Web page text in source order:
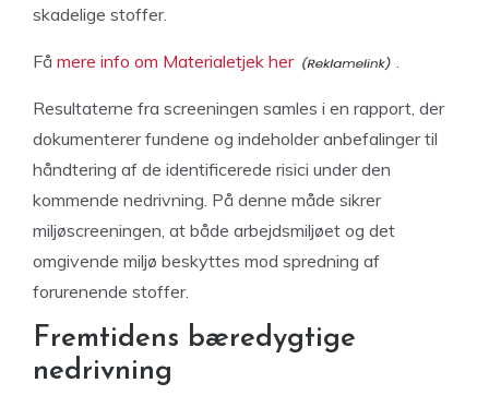
skadelige stoffer.
Få mere info om Materialetjek her
Resultaterne fra screeningen samles i en rapport, der
dokumenterer fundene og indeholder anbefalinger til
håndtering af de identificerede risici under den
kommende nedrivning. På denne måde sikrer
miljøscreeningen, at både arbejdsmiljøet og det
omgivende miljø beskyttes mod spredning af
forurenende stoffer.
Fremtidens bæredygtige
nedrivning